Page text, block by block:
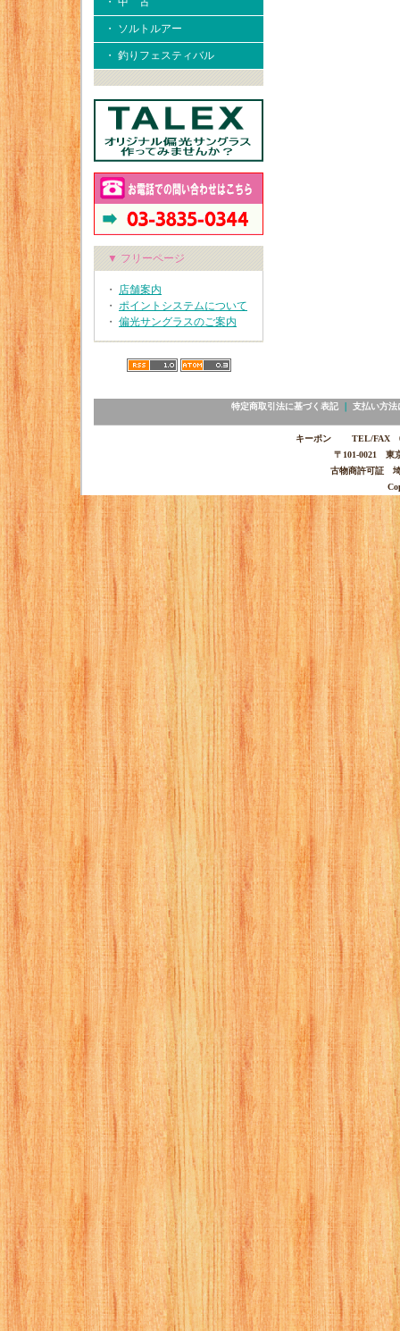
・ ソルトルアー
・ 釣りフェスティバル
▼ フリーページ
・ 店舗案内
・ ポイントシステムについて
・ 偏光サングラスのご案内
特定商取引法に基づく表記｜ 支払い方法
キーポン TEL/FAX
〒101-0021 東
古物商許可証